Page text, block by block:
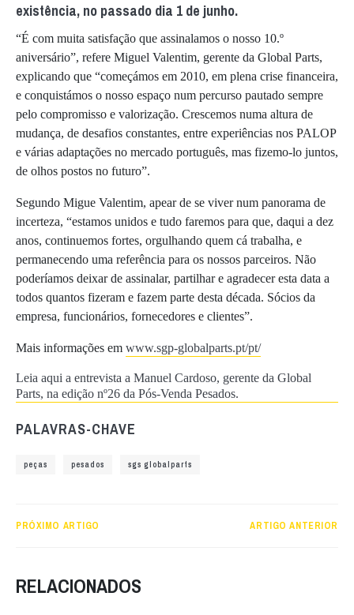
existência, no passado dia 1 de junho.
“É com muita satisfação que assinalamos o nosso 10.º
aniversário”, refere Miguel Valentim, gerente da Global Parts,
explicando que “começámos em 2010, em plena crise financeira,
e conquistámos o nosso espaço num percurso pautado sempre
pelo compromisso e valorização. Crescemos numa altura de
mudança, de desafios constantes, entre experiências nos PALOP
e várias adaptações no mercado português, mas fizemo-lo juntos,
de olhos postos no futuro”.
Segundo Migue Valentim, apear de se viver num panorama de
incerteza, “estamos unidos e tudo faremos para que, daqui a dez
anos, continuemos fortes, orgulhando quem cá trabalha, e
permanecendo uma referência para os nossos parceiros. Não
poderíamos deixar de assinalar, partilhar e agradecer esta data a
todos quantos fizeram e fazem parte desta década. Sócios da
empresa, funcionários, fornecedores e clientes”.
Mais informações em www.sgp-globalparts.pt/pt/
Leia aqui a entrevista a Manuel Cardoso, gerente da Global
Parts, na edição nº26 da Pós-Venda Pesados.
PALAVRAS-CHAVE
peças pesados sgs globalparts
PRÓXIMO ARTIGO ARTIGO ANTERIOR
RELACIONADOS